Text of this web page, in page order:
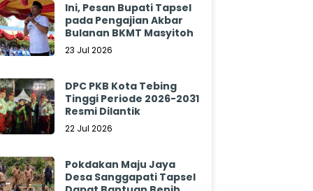
Ini, Pesan Bupati Tapsel
pada Pengajian Akbar
Bulanan BKMT Masyitoh
23 Jul 2026
DPC PKB Kota Tebing
Tinggi Periode 2026-2031
Resmi Dilantik
22 Jul 2026
Pokdakan Maju Jaya
Desa Sanggapati Tapsel